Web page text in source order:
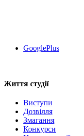
GooglePlus
Життя студії
Виступи
Дозвілля
Змагання
Конкурси